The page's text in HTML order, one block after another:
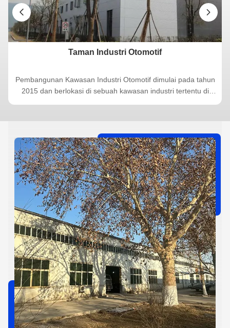
Taman Industri Otomotif
Pembangunan Kawasan Industri Otomotif dimulai pada tahun
2015 dan berlokasi di sebuah kawasan industri tertentu di
yang baik